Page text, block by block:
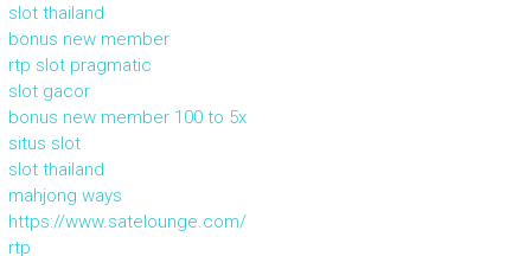
slot thailand
bonus new member
rtp slot pragmatic
slot gacor
bonus new member 100 to 5x
situs slot
slot thailand
mahjong ways
https://www.satelounge.com/
rtp